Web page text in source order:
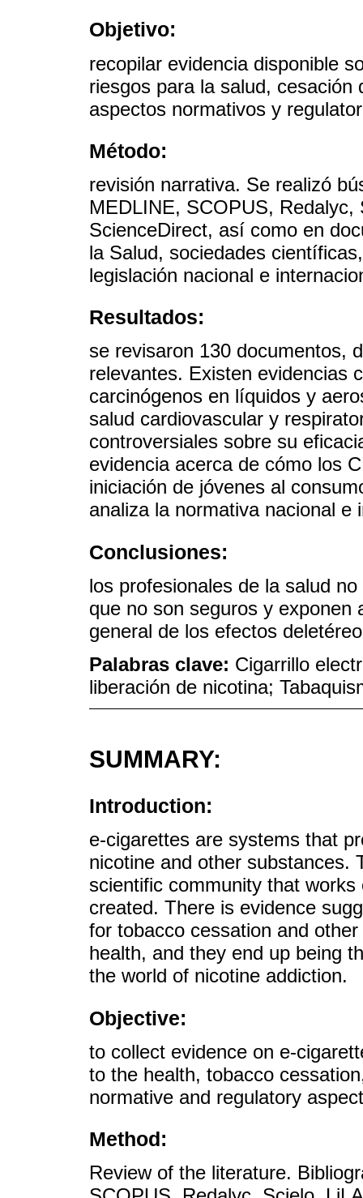
Objetivo:
recopilar evidencia disponible
riesgos para la salud,
aspectos normativos y
Método:
revisión narrativa. Se realizó
MEDLINE, SCOPUS,
ScienceDirect, así como en
la Salud, sociedades
legislación nacional e
Resultados:
se revisaron 130 documentos,
relevantes. Existen evidencias
carcinógenos en líquidos y
salud cardiovascular y
controversiales sobre su
evidencia acerca de cómo los
iniciación de jóvenes al
analiza la normativa nacional e
Conclusiones:
los profesionales de la salud
que no son seguros y exponen
general de los efectos
Palabras clave: Cigarrillo
liberación de nicotina;
SUMMARY:
Introduction:
e-cigarettes are systems that
nicotine and other substances.
scientific community that
created. There is evidence
for tobacco cessation and
health, and they end up being
the world of nicotine addiction.
Objective:
to collect evidence on e-
to the health, tobacco
normative and regulatory
Method:
Review of the literature.